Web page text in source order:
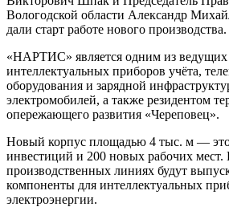
Вологодской области Александр
дали старт работе нового производства.
«НАРТИС» является одним из ведущих
интеллектуальных приборов учёта,
оборудования и зарядной
электромобилей, а также резидентом
опережающего развития «Череповец».
Новый корпус площадью 4 тыс. м —
инвестиций и 200 новых рабочих
производственных линиях будут
компоненты для интеллектуальных
электроэнергии.